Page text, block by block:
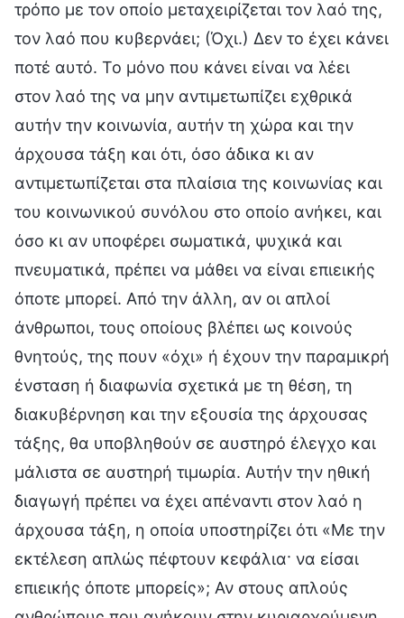
τρόπο με τον οποίο μεταχειρίζεται τον λαό της,
τον λαό που κυβερνάει; (Όχι.) Δεν το έχει κάνει
ποτέ αυτό. Το μόνο που κάνει είναι να λέει
στον λαό της να μην αντιμετωπίζει εχθρικά
αυτήν την κοινωνία, αυτήν τη χώρα και την
άρχουσα τάξη και ότι, όσο άδικα κι αν
αντιμετωπίζεται στα πλαίσια της κοινωνίας και
του κοινωνικού συνόλου στο οποίο ανήκει, και
όσο κι αν υποφέρει σωματικά, ψυχικά και
πνευματικά, πρέπει να μάθει να είναι επιεικής
όποτε μπορεί. Από την άλλη, αν οι απλοί
άνθρωποι, τους οποίους βλέπει ως κοινούς
θνητούς, της πουν «όχι» ή έχουν την παραμικρή
ένσταση ή διαφωνία σχετικά με τη θέση, τη
διακυβέρνηση και την εξουσία της άρχουσας
τάξης, θα υποβληθούν σε αυστηρό έλεγχο και
μάλιστα σε αυστηρή τιμωρία. Αυτήν την ηθική
διαγωγή πρέπει να έχει απέναντι στον λαό η
άρχουσα τάξη, η οποία υποστηρίζει ότι «Με την
εκτέλεση απλώς πέφτουν κεφάλια· να είσαι
επιεικής όποτε μπορείς»; Αν στους απλούς